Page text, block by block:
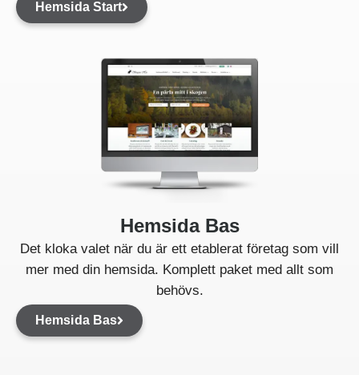
Hemsida Start
Hemsida Bas
Det kloka valet när du är ett etablerat företag som vill
mer med din hemsida. Komplett paket med allt som
behövs.
Hemsida Bas